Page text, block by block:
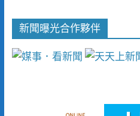
新聞曝光合作夥伴